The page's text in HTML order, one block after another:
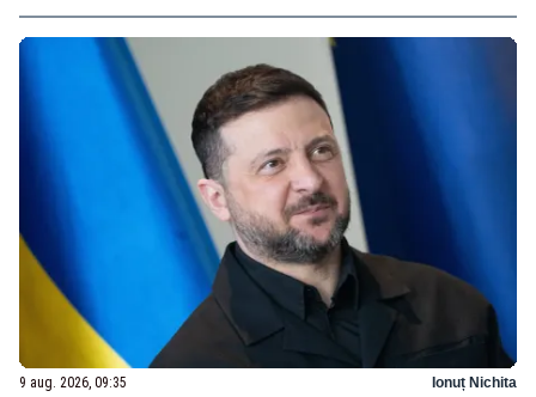
9 aug. 2026, 09:35 Ionuț Nichita